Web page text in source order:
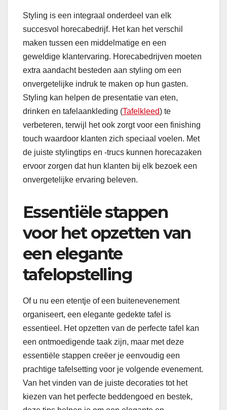
Styling is een integraal onderdeel van elk
succesvol horecabedrijf. Het kan het verschil
maken tussen een middelmatige en een
geweldige klantervaring. Horecabedrijven moeten
extra aandacht besteden aan styling om een
onvergetelijke indruk te maken op hun gasten.
Styling kan helpen de presentatie van eten,
drinken en tafelaankleding (Tafelkleed) te
verbeteren, terwijl het ook zorgt voor een finishing
touch waardoor klanten zich speciaal voelen. Met
de juiste stylingtips en -trucs kunnen horecazaken
ervoor zorgen dat hun klanten bij elk bezoek een
onvergetelijke ervaring beleven.
Essentiële stappen
voor het opzetten van
een elegante
tafelopstelling
Of u nu een etentje of een buitenevenement
organiseert, een elegante gedekte tafel is
essentieel. Het opzetten van de perfecte tafel kan
een ontmoedigende taak zijn, maar met deze
essentiële stappen creëer je eenvoudig een
prachtige tafelsetting voor je volgende evenement.
Van het vinden van de juiste decoraties tot het
kiezen van het perfecte beddengoed en bestek,